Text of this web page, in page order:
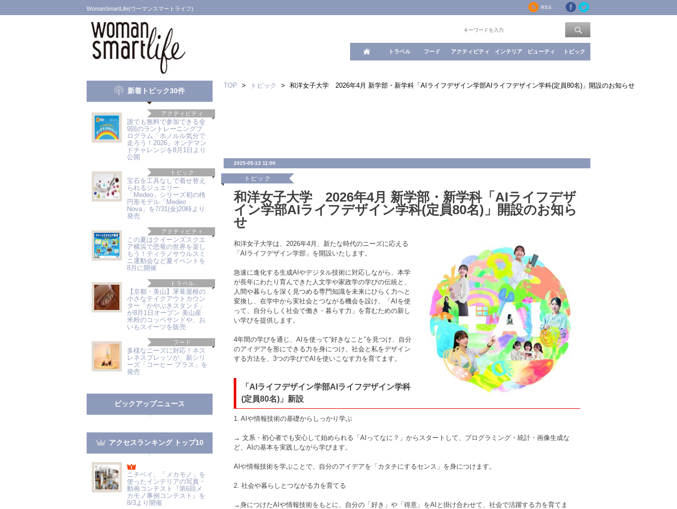
WomanSmartLife(ウーマンスマートライフ) RSS
トラベル フード アクティビティ インテリア ビューティ トピック
新着トピック30件
アクティビティ
誰でも無料で参加できる全
9回のラントレーニングプ
ログラム「ホノルル気分で
走ろう！2026」オンデマン
ドチャレンジを8月1日より
公開
トピック
宝石を工具なしで着せ替え
られるジュエリー
「Medeo」シリーズ初の楕
円形モデル「Medeo
Nova」を7/31(金)20時より
発売
アクティビティ
この夏はクイーンズスクエ
ア横浜で恐竜の世界を楽し
もう！ティラノサウルスミ
ニ運動会など夏イベントを
8月に開催
トラベル
【京都・美山】茅葺屋根の
小さなテイクアウトカウン
ター「かやぶきスタンド」
が8月1日オープン 美山産
米粉のコッペサンドや、お
いもスイーツを販売
フード
多様なニーズに対応！ネス
レネスプレッソが、新シリ
ーズ「コーヒー プラス」を
発売
ピックアップニュース
アクセスランキング トップ10
ニチベイ、「メカモノ」を
使ったインテリアの写真・
動画コンテスト『第6回メ
カモノ事例コンテスト』を
8/3より開催
TOP > トピック > 和洋女子大学 2026年4月 新学部・新学科「AIライフデザイン学部AIライフデザイン学科(定員80名)」開設のお知らせ
2025-05-13 11:00
トピック
和洋女子大学 2026年4月 新学部・新学科「AIライフデザ
イン学部AIライフデザイン学科(定員80名)」開設のお知ら
せ
和洋女子大学は、2026年4月、新たな時代のニーズに応える
「AIライフデザイン学部」を開設いたします。
急速に進化する生成AIやデジタル技術に対応しながら、本学
が長年にわたり育んできた人文学や家政学の学びの伝統と、
人間や暮らしを深く見つめる専門知識を未来にひらく力へと
変換し、在学中から実社会とつながる機会を設け、「AIを使
って、自分らしく社会で働き・暮らす力」を育むための新し
い学びを提供します。
4年間の学びを通じ、AIを使って“好きなこと”を見つけ、自分
のアイデアを形にできる力を身につけ、社会と私をデザイン
する方法を、3つの学びでAIを使いこなす力を育てます。
「AIライフデザイン学部AIライフデザイン学科
(定員80名)」新設
1. AIや情報技術の基礎からしっかり学ぶ
→ 文系・初心者でも安心して始められる「AIってなに？」からスタートして、プログラミング・統計・画像生成な
ど、AIの基本を実践しながら学びます。
AIや情報技術を学ぶことで、自分のアイデアを「カタチにするセンス」を身につけます。
2. 社会や暮らしとつながる力を育てる
→身につけたAIや情報技術をもとに、自分の「好き」や「得意」をAIと掛け合わせて、社会で活躍する力を育てま